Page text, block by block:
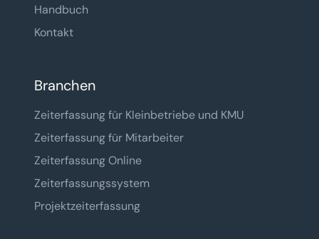
Handbuch
Kontakt
Branchen
Zeiterfassung für Kleinbetriebe und KMU
Zeiterfassung für Mitarbeiter
Zeiterfassung Online
Zeiterfassungssystem
Projektzeiterfassung